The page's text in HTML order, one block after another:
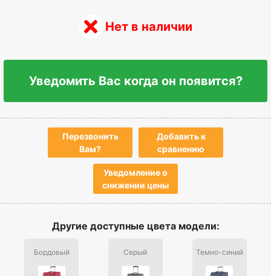
Нет в наличии
Уведомить Вас когда он появится?
Перезвонить
Вам?
Добавить к
сравнению
Уведомление о
снижении цены
Другие доступные цвета модели:
Бордовый Серый Темно-синий